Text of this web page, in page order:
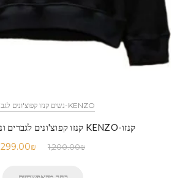
KENZO-נשים קנזו קפוצ'ונים לגברים
קנזו-KENZO קנזו קפוצ'ונים לגברים ונשים-BLACK
1,200.00₪
299.00₪